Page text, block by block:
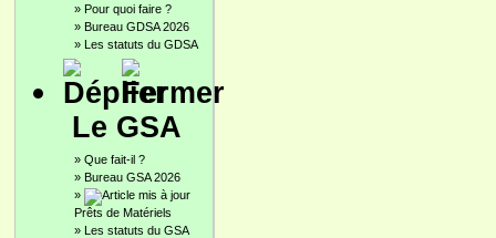
» Pour quoi faire ?
» Bureau GDSA 2026
» Les statuts du GDSA
Le GSA
» Que fait-il ?
» Bureau GSA 2026
»
Prêts de Matériels
» Les statuts du GSA